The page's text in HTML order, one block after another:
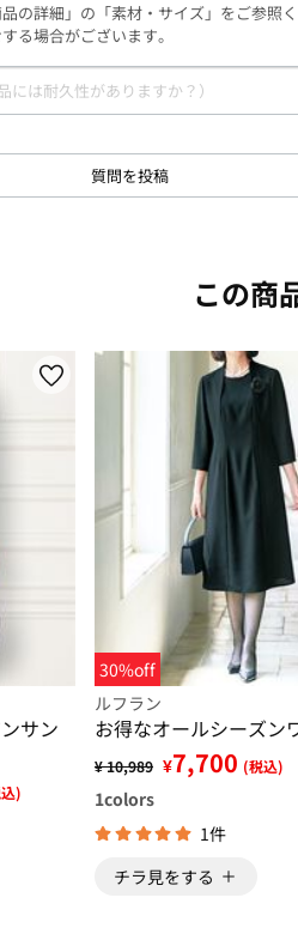
の詳細」の「素材・サイズ」をご参照く
る場合がございます。
質問を投稿
この商
サン
)
30%off
ルフラン
お得なオールシーズン
¥ 10,989 ¥7,700 (税込)
1colors
1件
チラ見をする